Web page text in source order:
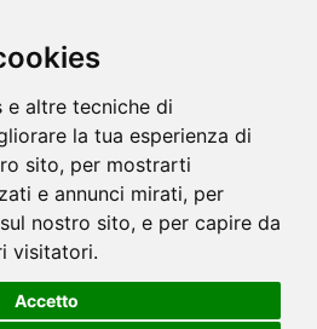
e altre tecniche di
la tua esperienza di
sito, per mostrarti
e annunci mirati, per
nostro sito, e per capire da
visitatori.
Accetto